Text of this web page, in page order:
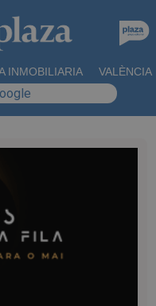
INMOBILIARIA VALÈNCIA